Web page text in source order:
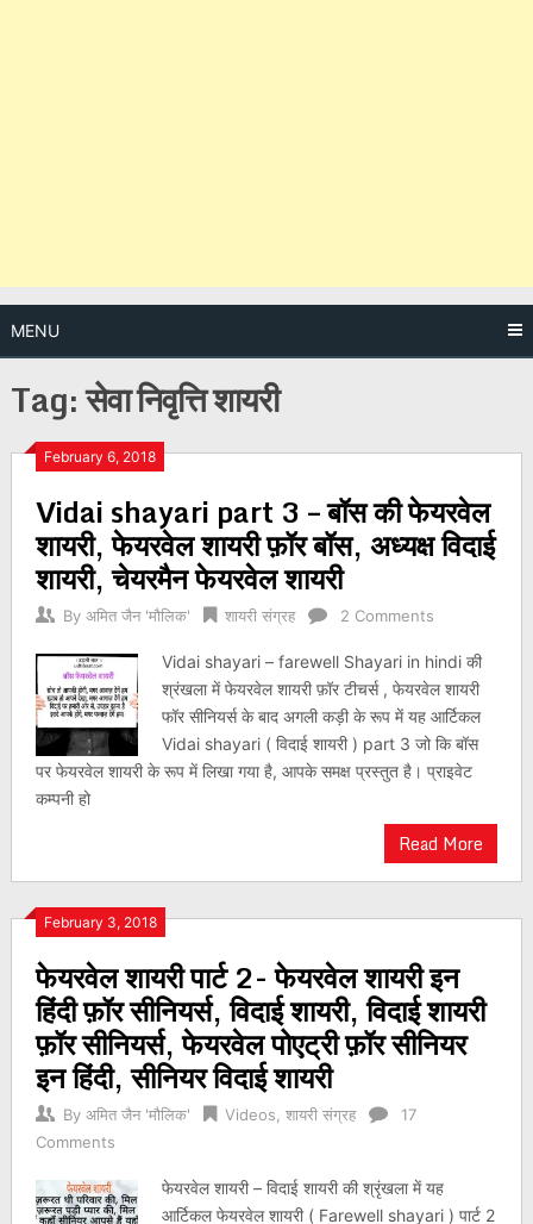
MENU
Tag:सेवा निवृत्ति शायरी
February 6, 2018
Vidai shayari part 3 – बॉस की फेयरवेल
शायरी, फेयरवेल शायरी फ़ॉर बॉस, अध्यक्ष विदाई
शायरी, चेयरमैन फेयरवेल शायरी
By अमित जैन 'मौलिक' शायरी संग्रह 2 Comments
Vidai shayari – farewell Shayari in hindi की
श्रंखला में फेयरवेल शायरी फ़ॉर टीचर्स , फेयरवेल शायरी
फॉर सीनियर्स के बाद अगली कड़ी के रूप में यह आर्टिकल
Vidai shayari ( विदाई शायरी ) part 3 जो कि बॉस
पर फेयरवेल शायरी के रूप में लिखा गया है, आपके समक्ष प्रस्तुत है। प्राइवेट
कम्पनी हो
Read More
February 3, 2018
फेयरवेल शायरी पार्ट 2- फेयरवेल शायरी इन
हिंदी फ़ॉर सीनियर्स, विदाई शायरी, विदाई शायरी
फ़ॉर सीनियर्स, फेयरवेल पोएट्री फ़ॉर सीनियर
इन हिंदी, सीनियर विदाई शायरी
By अमित जैन 'मौलिक' Videos शायरी संग्रह
17
Comments
फेयरवेल शायरी – विदाई शायरी की श्रृंखला में यह
आर्टिकल फेयरवेल शायरी ( Farewell shayari ) पार्ट 2
Posts
navigation